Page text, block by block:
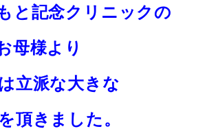
と記念クリニックの
母様より
立派な大きな
頂きました。